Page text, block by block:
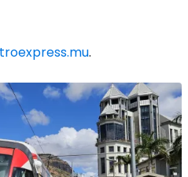
.